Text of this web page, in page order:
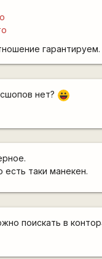
гарантируем.
нет? |-))
таки манекен.
поискать в